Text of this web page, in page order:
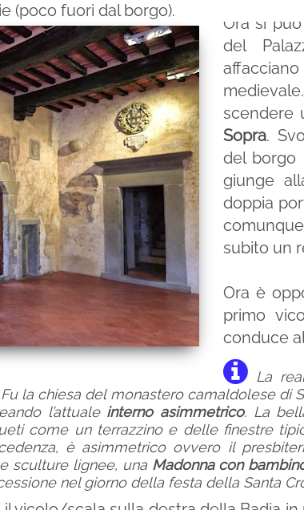
(poco fuori dal borgo).
Ora si
del
scendere
Sopra.
del borgo
giunge
doppia
subito un
Ora è
primo
conduce
La
Fu la chiesa del monastero camaldolese di
l’attualeinterno asimmetrico. La
come un terrazzino e delle finestre
è asimmetrico ovvero il
sculture lignee, una Madonna con
nel giorno della festa della Santa